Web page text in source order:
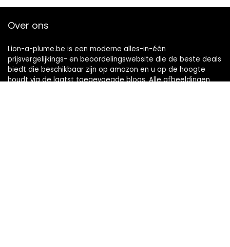
Over ons
Lion-a-plume.be is een moderne alles-in-één
prijsvergelijkings- en beoordelingswebsite die de beste deals
biedt die beschikbaar zijn op amazon en u op de hoogte
houdt via de laatst toegevoegde blogs. Alle afbeeldingen